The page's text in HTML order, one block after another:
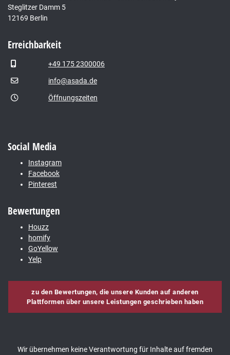
Steglitzer Damm 5
12169 Berlin
Erreichbarkeit
+49 175 2300006
info@asada.de
Öffnungszeiten
Social Media
Instagram
Facebook
Pinterest
Bewertungen
Houzz
homify
GoYellow
Yelp
zu den Bewertungen, die unsere Kunden auf anderen
Plattformen über unsere Leistungen geschrieben haben
Wir übernehmen keine Verantwortung für Inhalte auf fremden